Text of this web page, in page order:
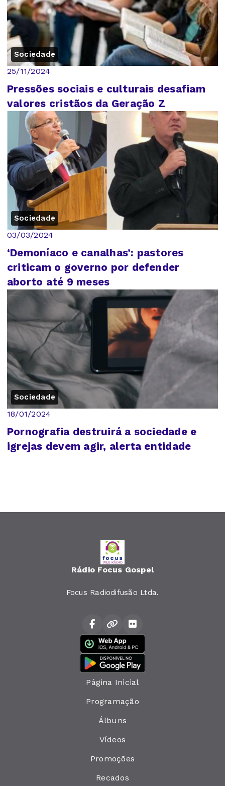
Sociedade
25/11/2024
Pressões sociais e culturais desafiam
valores cristãos da Geração Z
Sociedade
03/03/2024
‘Demoníaco e canalhas’: pastores
criticam o governo por defender
aborto até 9 meses
Sociedade
18/01/2024
Pornografia destruirá a sociedade e
igrejas devem agir, alerta entidade
Rádio Focus Gospel
Focus Radiodifusão Ltda.
Página Inicial
Programação
Álbuns
Vídeos
Promoções
Recados